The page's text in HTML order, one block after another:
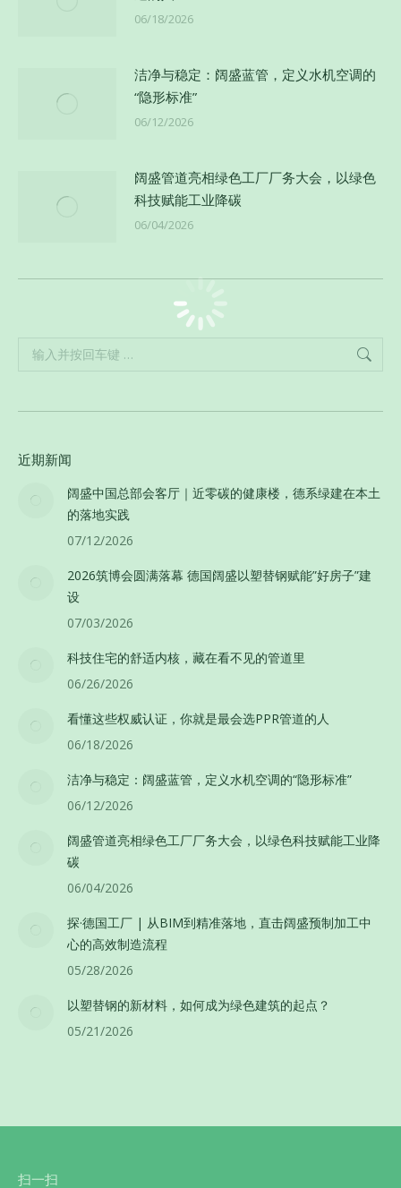
06/18/2026
洁净与稳定：阔盛蓝管，定义水机空调的
“隐形标准”
06/12/2026
阔盛管道亮相绿色工厂厂务大会，以绿色
科技赋能工业降碳
06/04/2026
Search:
近期新闻
阔盛中国总部会客厅｜近零碳的健康楼，德系绿建在本土
的落地实践
07/12/2026
2026筑博会圆满落幕 德国阔盛以塑替钢赋能”好房子”建
设
07/03/2026
科技住宅的舒适内核，藏在看不见的管道里
06/26/2026
看懂这些权威认证，你就是最会选PPR管道的人
06/18/2026
洁净与稳定：阔盛蓝管，定义水机空调的“隐形标准”
06/12/2026
阔盛管道亮相绿色工厂厂务大会，以绿色科技赋能工业降
碳
06/04/2026
探·德国工厂 | 从BIM到精准落地，直击阔盛预制加工中
心的高效制造流程
05/28/2026
以塑替钢的新材料，如何成为绿色建筑的起点？
05/21/2026
扫一扫